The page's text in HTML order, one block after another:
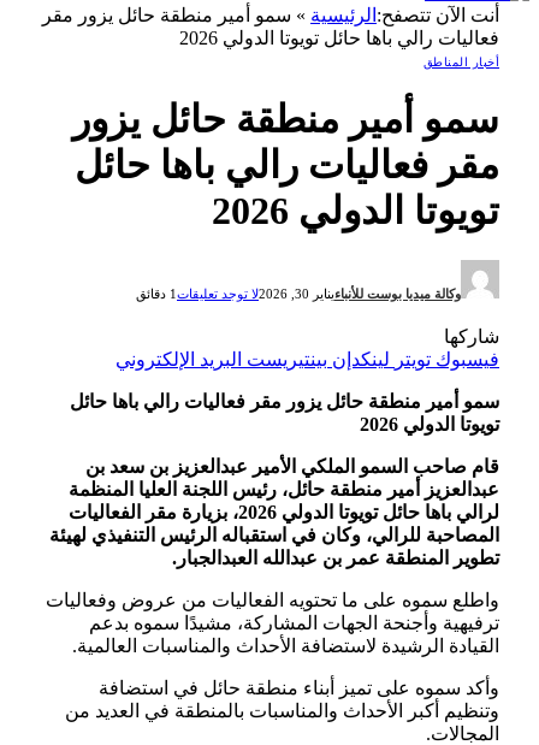
أنت الآن تتصفح: الرئيسية » سمو أمير منطقة حائل يزور مقر
فعاليات رالي باها حائل تويوتا الدولي 2026
أخبار المناطق
سمو أمير منطقة حائل يزور
مقر فعاليات رالي باها حائل
تويوتا الدولي 2026
وكالة ميديا بوست للأنباءيناير 30, 2026 لا توجد تعليقات1 دقائق
شاركها
فيسبوك تويتر لينكدإن بينتيريست البريد الإلكتروني
سمو أمير منطقة حائل يزور مقر فعاليات رالي باها حائل
تويوتا الدولي 2026
قام صاحب السمو الملكي الأمير عبدالعزيز بن سعد بن
عبدالعزيز أمير منطقة حائل، رئيس اللجنة العليا المنظمة
لرالي باها حائل تويوتا الدولي 2026، بزيارة مقر الفعاليات
المصاحبة للرالي، وكان في استقباله الرئيس التنفيذي لهيئة
تطوير المنطقة عمر بن عبدالله العبدالجبار.
واطلع سموه على ما تحتويه الفعاليات من عروض وفعاليات
ترفيهية وأجنحة الجهات المشاركة، مشيدًا سموه بدعم
القيادة الرشيدة لاستضافة الأحداث والمناسبات العالمية.
وأكد سموه على تميز أبناء منطقة حائل في استضافة
وتنظيم أكبر الأحداث والمناسبات بالمنطقة في العديد من
المجالات.